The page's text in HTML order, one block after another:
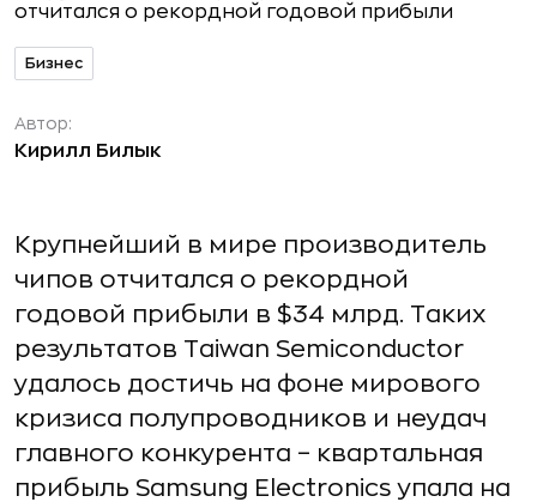
Бизнес
Автор:
Кирилл Билык
Крупнейший в мире производитель
чипов отчитался о рекордной
годовой прибыли в $34 млрд. Таких
результатов Taiwan Semiconductor
удалось достичь на фоне мирового
кризиса полупроводников и неудач
главного конкурента – квартальная
прибыль Samsung Electronics упала на